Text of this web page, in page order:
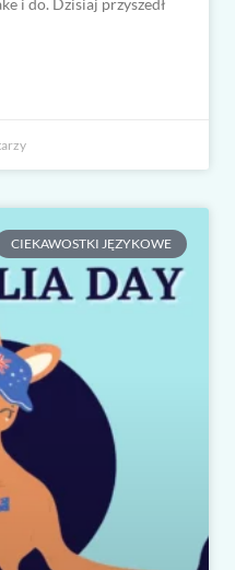
i do. Dzisiaj przyszedł
CIEKAWOSTKI JĘZYKOWE